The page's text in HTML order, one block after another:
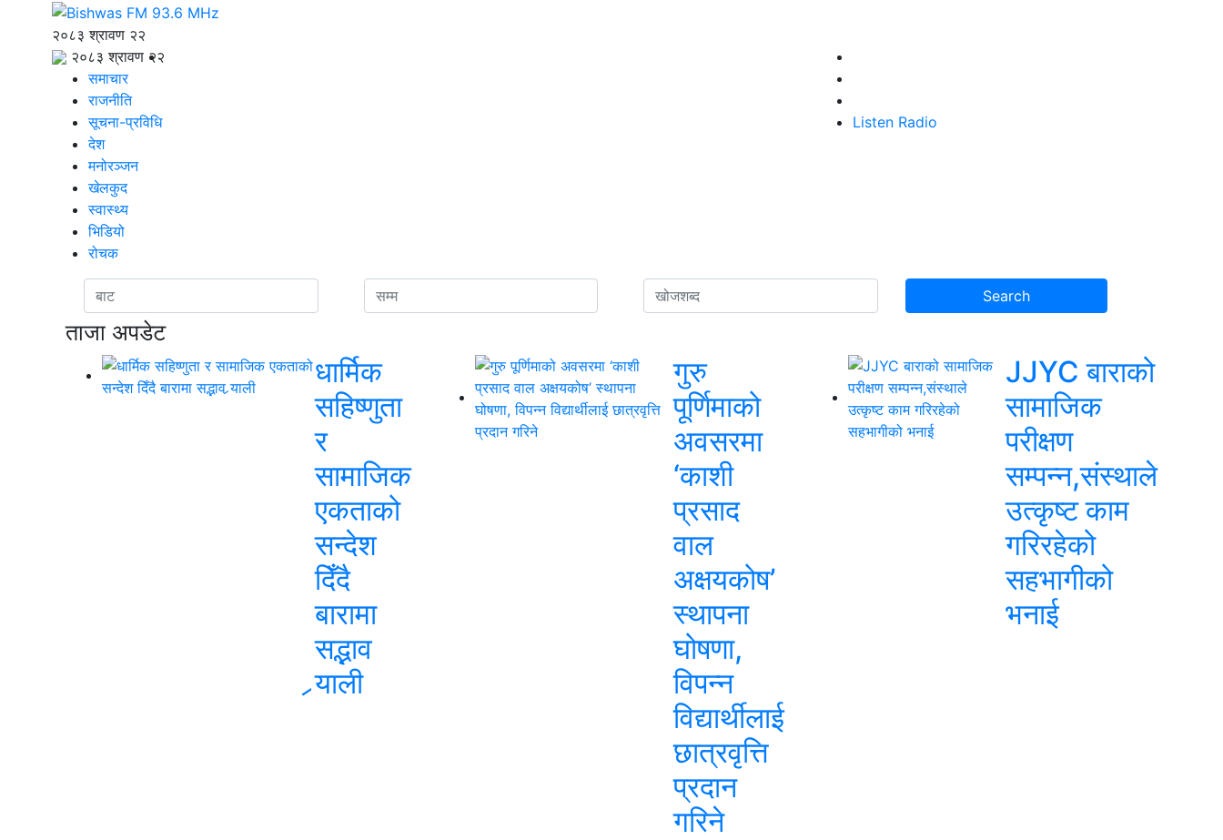
२०८३ श्रावण २२
२०८३ श्रावण २२
समाचार
राजनीति
सूचना-प्रविधि
देश
मनोरञ्जन
खेलकुद
स्वास्थ्य
भिडियो
रोचक
Listen Radio
ताजा अपडेट
धार्मिक
सहिष्णुता
र
सामाजिक
एकताको
सन्देश
दिँदै
बारामा
सद्भाव
र्‍याली
गुरु
पूर्णिमाको
अवसरमा
‘काशी
प्रसाद
वाल
अक्षयकोष’
स्थापना
घोषणा,
विपन्न
विद्यार्थीलाई
छात्रवृत्ति
प्रदान
गरिने
JJYC बाराको
सामाजिक
परीक्षण
सम्पन्न,संस्थाले
उत्कृष्ट काम
गरिरहेको
सहभागीको
भनाई